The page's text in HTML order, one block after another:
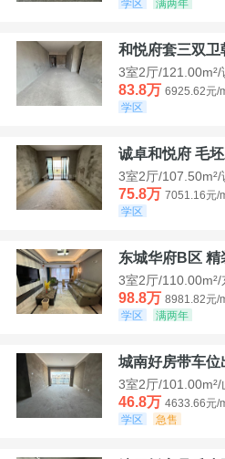
学区
满两年
和悦府套三双卫
3室2厅/121.00m²/
83.8万 6925.62元/
学区
诚卓和悦府 毛
3室2厅/107.50m²/
75.8万 7051.16元/
学区
东城华府B区
3室2厅/110.00m²/
98.8万 8981.82元/
学区
满两年
城南好房带车位
3室2厅/101.00m²/
46.8万 4633.66元/
学区
急售